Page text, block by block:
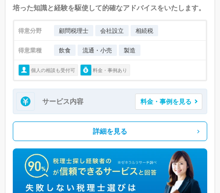
培った知識と経験を駆使して的確なアドバイスをいたします。
得意分野 顧問税理士 会社設立 相続税
得意業種 飲食 流通・小売 製造
個人の相談も受付可 料金・事例あり
サービス内容 料金・事例を見る
詳細を見る